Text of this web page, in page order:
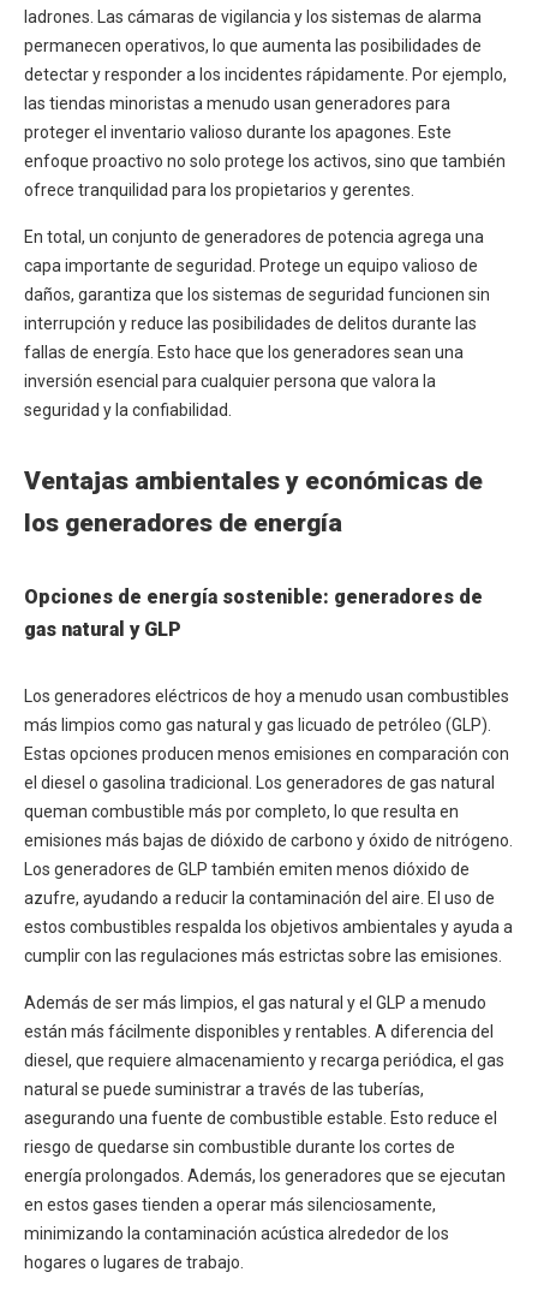
ladrones. Las cámaras de vigilancia y los sistemas de alarma
permanecen operativos, lo que aumenta las posibilidades de
detectar y responder a los incidentes rápidamente. Por ejemplo,
las tiendas minoristas a menudo usan generadores para
proteger el inventario valioso durante los apagones. Este
enfoque proactivo no solo protege los activos, sino que también
ofrece tranquilidad para los propietarios y gerentes.
En total, un conjunto de generadores de potencia agrega una
capa importante de seguridad. Protege un equipo valioso de
daños, garantiza que los sistemas de seguridad funcionen sin
interrupción y reduce las posibilidades de delitos durante las
fallas de energía. Esto hace que los generadores sean una
inversión esencial para cualquier persona que valora la
seguridad y la confiabilidad.
Ventajas ambientales y económicas de
los generadores de energía
Opciones de energía sostenible: generadores de
gas natural y GLP
Los generadores eléctricos de hoy a menudo usan combustibles
más limpios como gas natural y gas licuado de petróleo (GLP).
Estas opciones producen menos emisiones en comparación con
el diesel o gasolina tradicional. Los generadores de gas natural
queman combustible más por completo, lo que resulta en
emisiones más bajas de dióxido de carbono y óxido de nitrógeno.
Los generadores de GLP también emiten menos dióxido de
azufre, ayudando a reducir la contaminación del aire. El uso de
estos combustibles respalda los objetivos ambientales y ayuda a
cumplir con las regulaciones más estrictas sobre las emisiones.
Además de ser más limpios, el gas natural y el GLP a menudo
están más fácilmente disponibles y rentables. A diferencia del
diesel, que requiere almacenamiento y recarga periódica, el gas
natural se puede suministrar a través de las tuberías,
asegurando una fuente de combustible estable. Esto reduce el
riesgo de quedarse sin combustible durante los cortes de
energía prolongados. Además, los generadores que se ejecutan
en estos gases tienden a operar más silenciosamente,
minimizando la contaminación acústica alrededor de los
hogares o lugares de trabajo.